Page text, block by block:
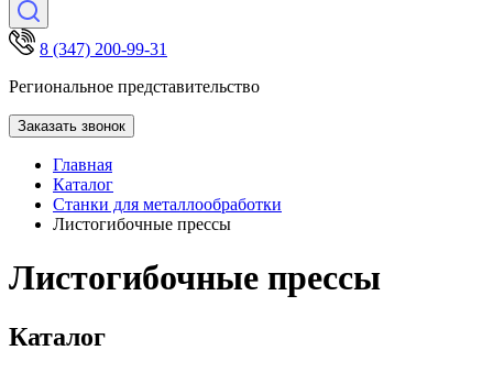
8 (347) 200-99-31
Региональное представительство
Заказать звонок
Главная
Каталог
Станки для металлообработки
Листогибочные прессы
Листогибочные прессы
Каталог